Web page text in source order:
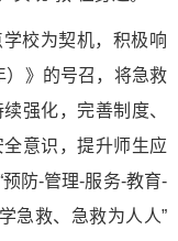
校为契机，积极响
》的号召，将急救
强化，完善制度、
意识，提升师生应
防-管理-服务-教育-
急救、急救为人人”